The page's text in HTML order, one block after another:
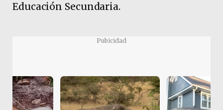
Educación Secundaria.
Pubicidad